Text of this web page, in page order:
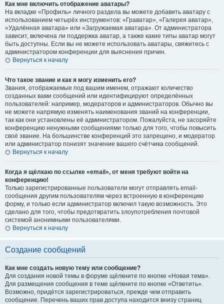
Как мне включить отображение аватары?
На вкладке «Профиль» личного раздела вы можете добавить аватару с
использованием четырёх инструментов: «Граватар», «Галерея аватар»,
«Удалённая аватара» или «Загружаемая аватара». От администратора
зависит, включена ли поддержка аватар, а также какие типы аватар могут
быть доступны. Если вы не можете использовать аватары, свяжитесь с
администратором конференции для выяснения причин.
Вернуться к началу
Что такое звание и как я могу изменить его?
Звания, отображаемые под вашим именем, отражают количество
созданных вами сообщений или идентифицируют определённых
пользователей: например, модераторов и администраторов. Обычно вы
не можете напрямую изменять наименования званий на конференции,
так как они установлены её администратором. Пожалуйста, не засоряйте
конференцию ненужными сообщениями только для того, чтобы повысить
своё звание. На большинстве конференций это запрещено, и модератор
или администратор понизят значение вашего счётчика сообщений.
Вернуться к началу
Когда я щёлкаю по ссылке «email», от меня требуют войти на
конференцию!
Только зарегистрированные пользователи могут отправлять email-
сообщения другим пользователям через встроенную в конференцию
форму, и только если администратор включил такую возможность. Это
сделано для того, чтобы предотвратить злоупотребления почтовой
системой анонимными пользователями.
Вернуться к началу
Создание сообщений
Как мне создать новую тему или сообщение?
Для создания новой темы в форуме щёлкните по кнопке «Новая тема».
Для размещения сообщения в теме щёлкните по кнопке «Ответить».
Возможно, придётся зарегистрироваться, прежде чем отправить
сообщение. Перечень ваших прав доступа находится внизу страниц